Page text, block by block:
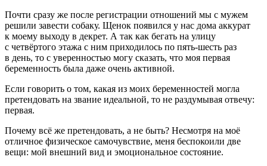
Почти сразу же после регистрации отношений мы с мужем
решили завести собаку. Щенок появился у нас дома аккурат
к моему выходу в декрет. А так как бегать на улицу
с четвёртого этажа с ним приходилось по пять-шесть раз
в день, то с уверенностью могу сказать, что моя первая
беременность была даже очень активной.
Если говорить о том, какая из моих беременностей могла
претендовать на звание идеальной, то не раздумывая отвечу:
первая.
Почему всё же претендовать, а не быть? Несмотря на моё
отличное физическое самочувствие, меня беспокоили две
вещи: мой внешний вид и эмоциональное состояние.